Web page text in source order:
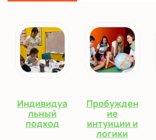
Индивидуа
льный
подход
Пробужден
ие
интуиции и
логики